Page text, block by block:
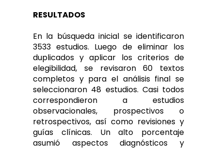
RESULTADOS
En la búsqueda inicial se identificaron
3533 estudios. Luego de eliminar los
duplicados y aplicar los criterios de
elegibilidad, se revisaron 60 textos
completos y para el análisis final se
seleccionaron 48 estudios. Casi todos
correspondieron a estudios
observacionales, prospectivos o
retrospectivos, así como revisiones y
guías clínicas. Un alto porcentaje
asumió aspectos diagnósticos y